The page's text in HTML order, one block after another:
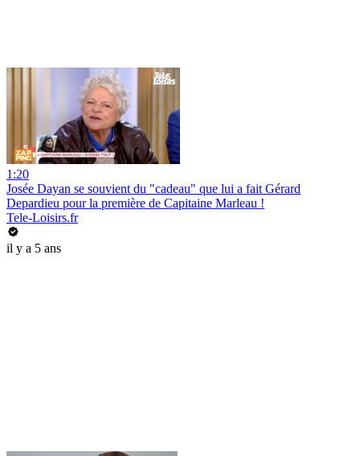
1:20
Josée Dayan se souvient du "cadeau" que lui a fait Gérard
Depardieu pour la première de Capitaine Marleau !
Tele-Loisirs.fr
il y a 5 ans